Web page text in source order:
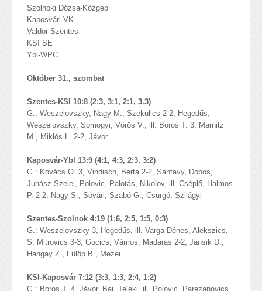
Szolnoki Dózsa-Közgép
Kaposvári VK
Valdor-Szentes
KSI SE
Ybl-WPC
Október 31., szombat
Szentes-KSI 10:8 (2:3, 3:1, 2:1, 3.3)
G.: Weszelovszky, Nagy M., Szekulics 2-2, Hegedűs,
Weszelovszky, Somogyi, Vörös V., ill. Boros T. 3, Marnitz
M., Miklós L. 2-2, Jávor
Kaposvár-Ybl 13:9 (4:1, 4:3, 2:3, 3:2)
G.: Kovács O. 3, Vindisch, Berta 2-2, Sántavy, Dobos,
Juhász-Szelei, Polovic, Palotás, Nikolov, ill. Cséplő, Halmos
P. 2-2, Nagy S., Sóvári, Szabó G., Csurgó, Szilágyi
Szentes-Szolnok 4:19 (1:6, 2:5, 1:5, 0:3)
G.: Weszelovszky 3, Hegedűs, ill. Varga Dénes, Alekszics,
S. Mitrovics 3-3, Gocics, Vámos, Madaras 2-2, Jansik D.,
Hangay Z., Fülöp B., Mezei
KSI-Kaposvár 7:12 (3:3, 1:3, 2:4, 1:2)
G.: Boros T. 4, Jávor, Baj, Teleki, ill. Polovic, Parezanovics